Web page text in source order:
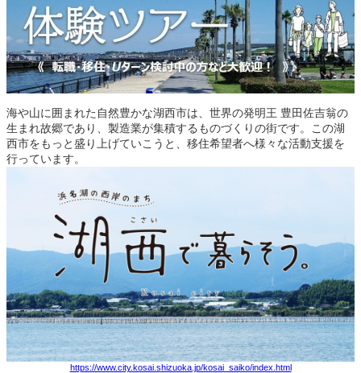
海や山に囲まれた自然豊かな湖西市は、世界の発明王 豊田佐吉翁の
生まれ故郷であり、製造業が集積するものづくりの街です。この湖
西市をもっと盛り上げていこうと、移住希望者へ様々な活動支援を
行っています。
https://www.city.kosai.shizuoka.jp/kosai_saiko/index.html